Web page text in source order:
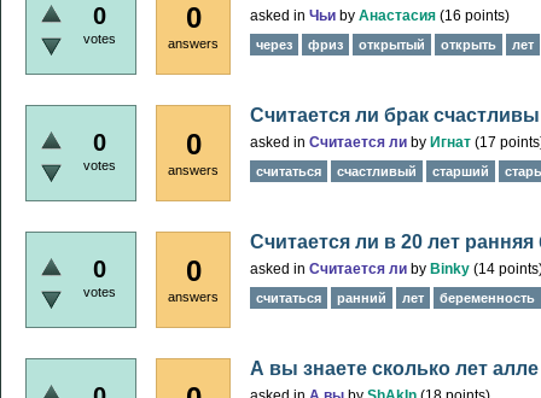
0
votes
0
answers
asked in Чьи by Анастасия (16 points)
через фриз открытый открыть лет
0
votes
0
answers
Считается ли брак
asked in Считается ли by Игнат (17
считаться счастливый старший
0
votes
0
answers
Считается ли в 20 лет
asked in Считается ли by Binky (14
считаться ранний лет беременность
А вы знаете сколько лет